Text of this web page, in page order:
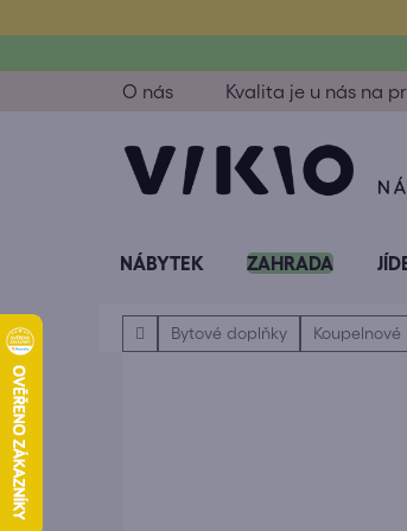
na
O nás
Kvalita je u nás na
NÁBYTEK ZAHRADA
DomůBytové doplňky